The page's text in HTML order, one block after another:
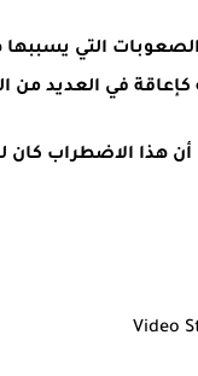
التي يسببها
كإعاقة في العديد من
هذا الاضطراب كان
Video